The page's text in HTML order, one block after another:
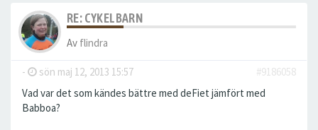
RE: CYKELBARN
Av flindra
- sön maj 12, 2013 15:57
#9186058
Vad var det som kändes bättre med deFiet jämfört med
Babboa?